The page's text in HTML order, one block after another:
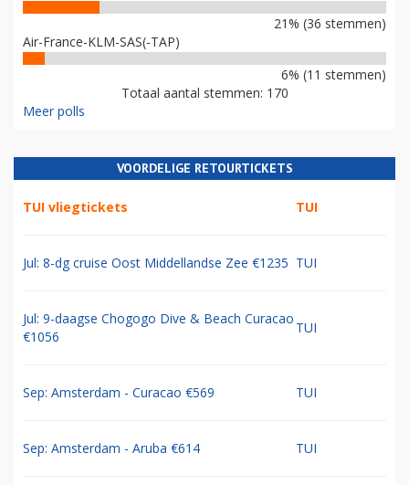
21% (36 stemmen)
Air-France-KLM-SAS(-TAP)
6% (11 stemmen)
Totaal aantal stemmen: 170
Meer polls
VOORDELIGE RETOURTICKETS
TUI vliegtickets TUI
Jul: 8-dg cruise Oost Middellandse Zee €1235 TUI
Jul: 9-daagse Chogogo Dive & Beach Curacao
€1056
TUI
Sep: Amsterdam - Curacao €569 TUI
Sep: Amsterdam - Aruba €614 TUI